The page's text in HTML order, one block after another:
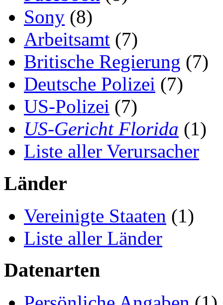
Sony (8)
Arbeitsamt (7)
Britische Regierung (7)
Deutsche Polizei (7)
US-Polizei (7)
US-Gericht Florida (1)
Liste aller Verursacher
Länder
Vereinigte Staaten (1)
Liste aller Länder
Datenarten